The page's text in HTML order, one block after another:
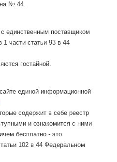
№ 44.
единственным поставщиком
1 части статьи 93 в 44
гостайной.
единой информационной
содержит в себе реестр
и ознакомится с ними
бесплатно - это
102 в 44 Федеральном